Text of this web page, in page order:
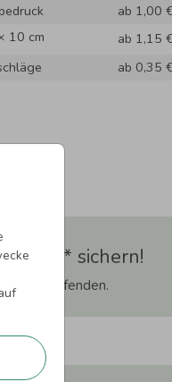
ab 1,00
10 cm
ab 1,15
ab 0,35
sichern!
dem Laufenden.